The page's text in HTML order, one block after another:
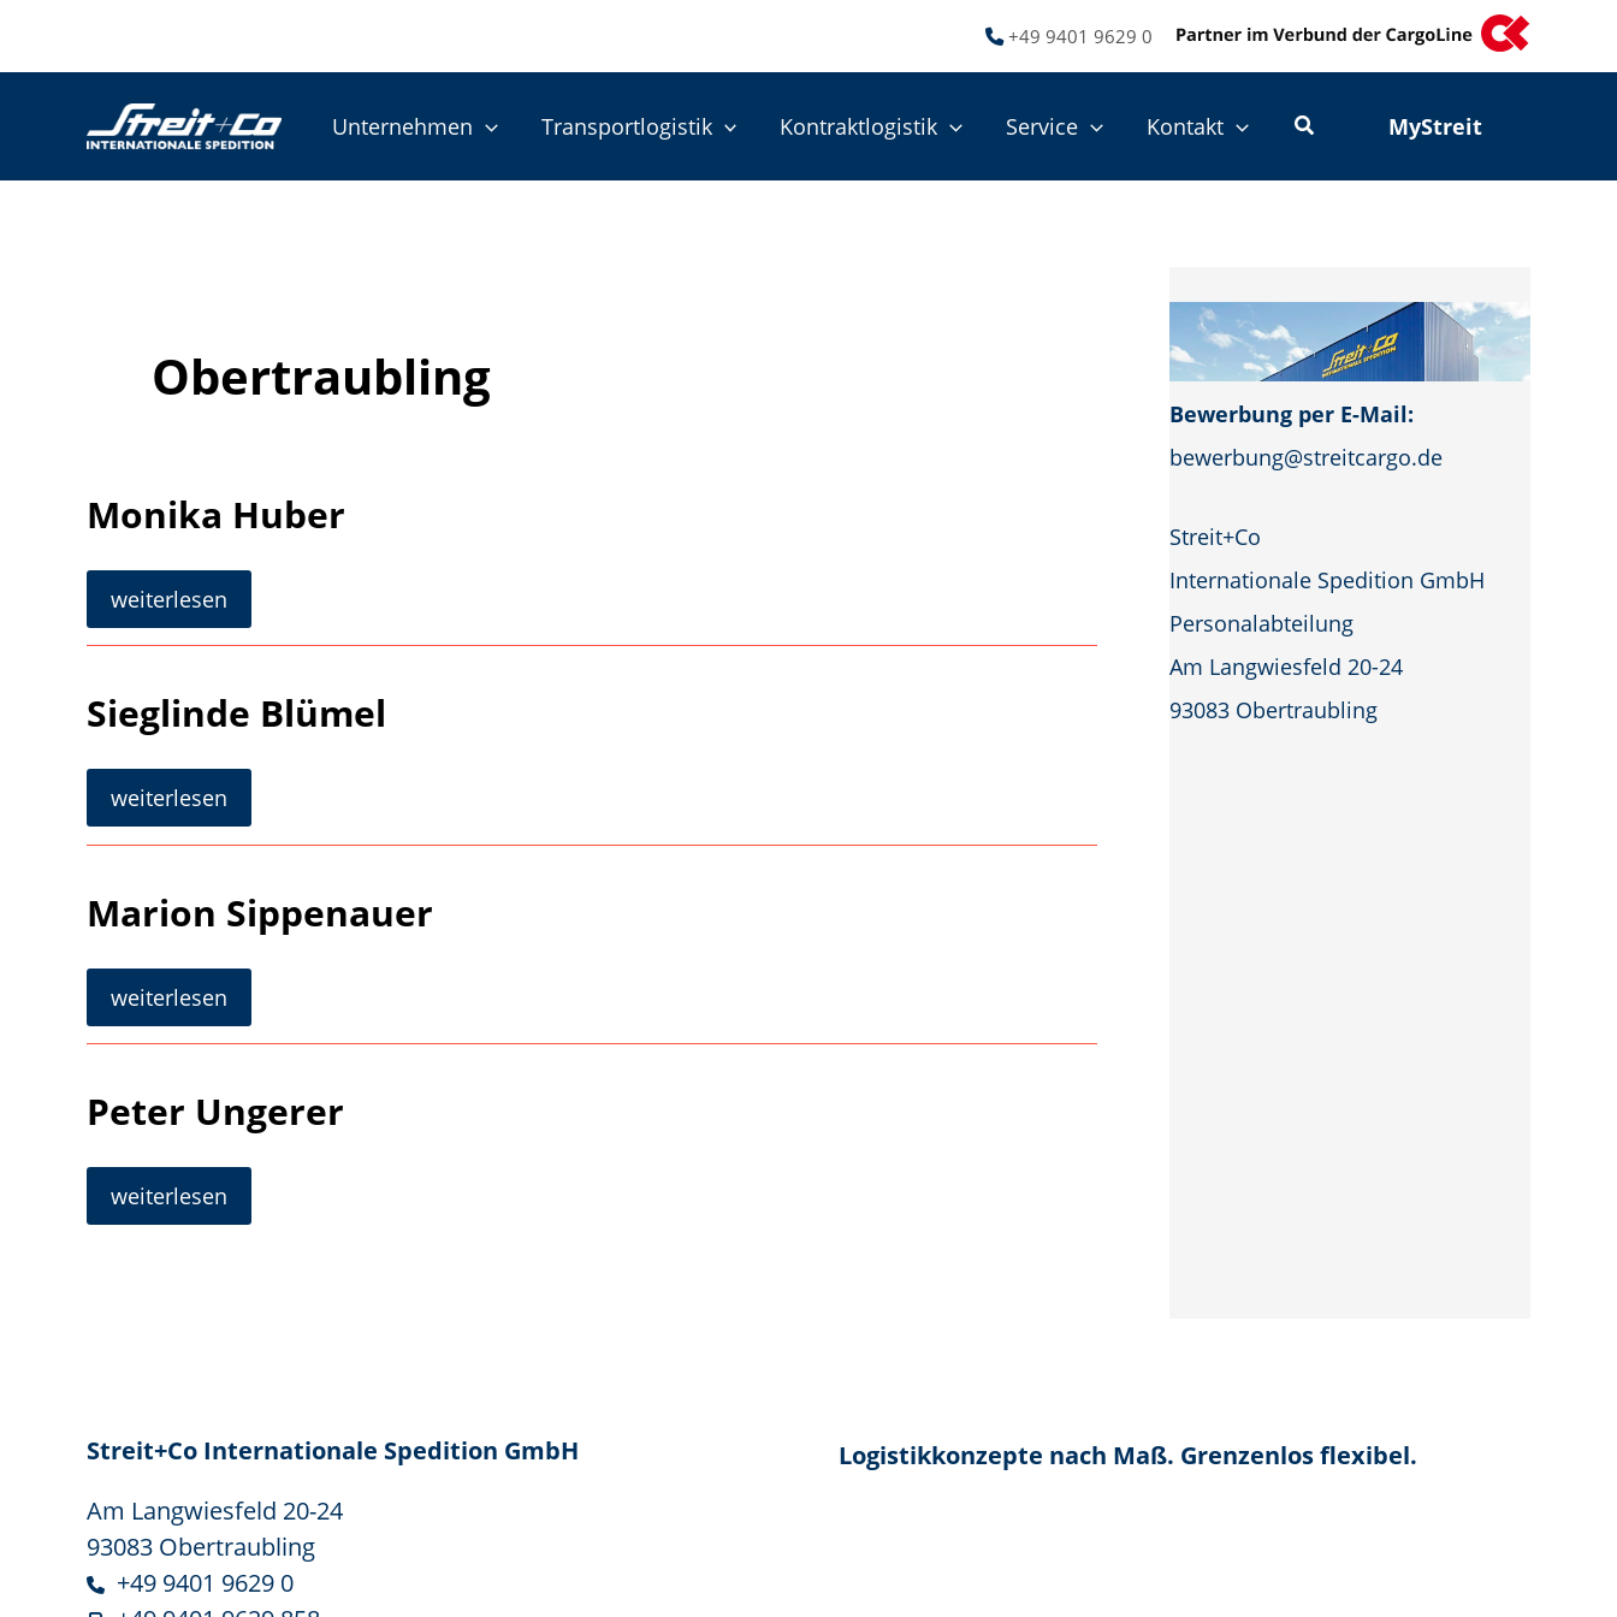
+49 9401 9629 0
Unternehmen Transportlogistik Kontraktlogistik Service Kontakt MyStreit
Obertraubling
Monika Huber
Monika
weiterlesen
Sieglinde Blümel
Sieglinde
weiterlesen
Marion Sippenauer
Marion
weiterlesen
Peter Ungerer
Peter
weiterlesen
Bewerbung per E-Mail:
bewerbung@streitcargo.de
Streit+Co
Internationale Spedition GmbH
Personalabteilung
Am Langwiesfeld 20-24
93083 Obertraubling
Streit+Co Internationale Spedition GmbH
Am Langwiesfeld 20-24
93083 Obertraubling
+49 9401 9629 0
Logistikkonzepte nach Maß. Grenzenlos flexibel.